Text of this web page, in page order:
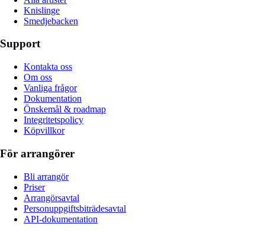
Knislinge
Smedjebacken
Support
Kontakta oss
Om oss
Vanliga frågor
Dokumentation
Önskemål & roadmap
Integritetspolicy
Köpvillkor
För arrangörer
Bli arrangör
Priser
Arrangörsavtal
Personuppgiftsbiträdesavtal
API-dokumentation